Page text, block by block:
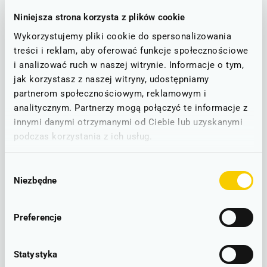
Niniejsza strona korzysta z plików cookie
Wykorzystujemy pliki cookie do spersonalizowania
treści i reklam, aby oferować funkcje społecznościowe
i analizować ruch w naszej witrynie. Informacje o tym,
jak korzystasz z naszej witryny, udostępniamy
partnerom społecznościowym, reklamowym i
analitycznym. Partnerzy mogą połączyć te informacje z
innymi danymi otrzymanymi od Ciebie lub uzyskanymi
podczas korzystania z ich usług.
zgody
Niezbędne
Preferencje
Statystyka
utrudnieniach na trasie Rawicz ➤ Góra Śląska, która obejmuje
Stan linii - informacje o utrudnieniach
STAN NA DZIEŃ: 10.08.2026
D31 Rawicz - Góra ■
LINIOWY SCHEMAT POŁĄCZEŃ
Rawicz - Góra Śląska –